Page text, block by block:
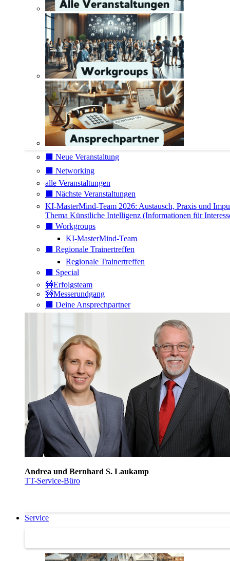
⬛️ Neue Veranstaltung
⬛️ Networking
alle Veranstaltungen
⬛️ Nächste Veranstaltungen
KI-MasterMind-Team 2026: Austausch, Praxis und
Thema Künstliche Intelligenz (Informationen für
⬛️ Workgroups
KI-MasterMind-Team
⬛️ Regionale Trainertreffen
Regionale Trainertreffen
⬛️ Special
🚧Erfolgsteam
🚧Messerundgang
⬛️ Deine Ansprechpartner
Andrea und Bernhard S. Laukamp
TT-Service-Büro
Service